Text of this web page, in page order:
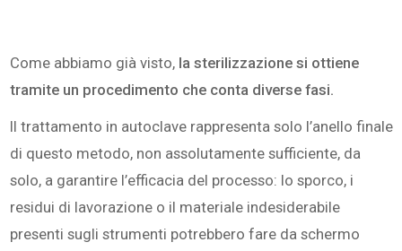
Come abbiamo già visto, la sterilizzazione si ottiene
tramite un procedimento che conta diverse fasi.
Il trattamento in autoclave rappresenta solo l’anello finale
di questo metodo, non assolutamente sufficiente, da
solo, a garantire l’efficacia del processo: lo sporco, i
residui di lavorazione o il materiale indesiderabile
presenti sugli strumenti potrebbero fare da schermo